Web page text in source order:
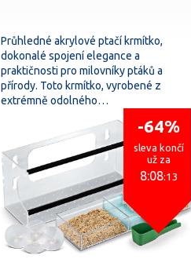
Průhledné akrylové ptačí krmítko,
dokonalé spojení elegance a
praktičnosti pro milovníky ptáků a
přírody. Toto krmítko, vyrobené z
extrémně odolného…
-64%
sleva končí
už za
8:08:11